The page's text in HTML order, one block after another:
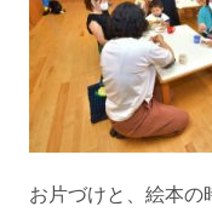
お片づけと、絵本の